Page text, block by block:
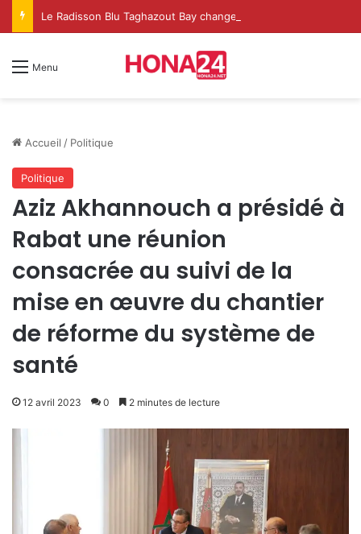
Menu
Accueil / Politique
Politique
Aziz Akhannouch a présidé à
Rabat une réunion
consacrée au suivi de la
mise en œuvre du chantier
de réforme du système de
santé
12 avril 2023 0 2 minutes de lecture